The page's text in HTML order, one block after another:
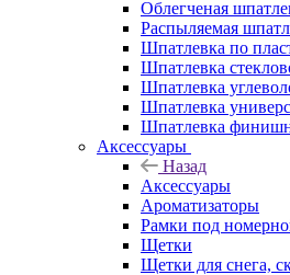
Облегченая
Распыляемая
Шпатлевка по
Шпатлевка
Шпатлевка
Шпатлевка
Шпатлевка
Аксессуары
Назад
Аксессуары
Ароматизаторы
Рамки под
Щетки
Щетки для снега,